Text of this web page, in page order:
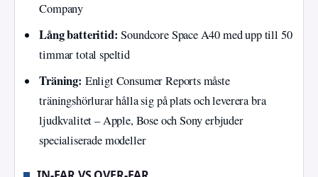
Company
Lång batteritid: Soundcore Space A40 med upp till 50
timmar total speltid
Träning: Enligt Consumer Reports måste
träningshörlurar hålla sig på plats och leverera bra
ljudkvalitet – Apple, Bose och Sony erbjuder
specialiserade modeller